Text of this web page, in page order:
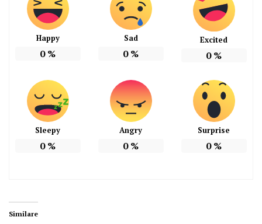
Happy
0%
Sad
0%
Excited
0%
Sleepy
0%
Angry
0%
Surprise
0%
Similare